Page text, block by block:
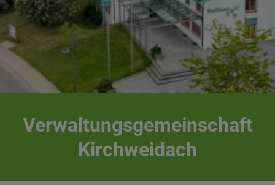
Ratsinfosystem - Gemeinderatsinformationen
Bürgerservice
Bildung & Soziales
Datenschutz
Impressum
Verwaltungsgemeinschaft
Kirchweidach